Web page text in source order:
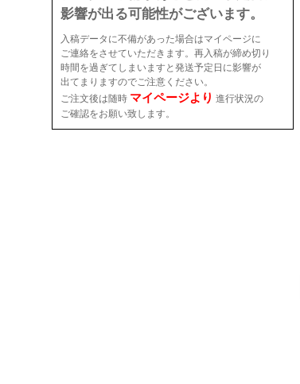
影響が出る可能性がございます。
入稿データに不備があった場合はマイページに
ご連絡をさせていただきます。再入稿が締め切り
時間を過ぎてしまいますと発送予定日に影響が
出てまりますのでご注意ください。
ご注文後は随時 マイページより 進行状況の
ご確認をお願い致します。